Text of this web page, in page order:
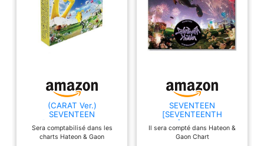
Official Permission
from BolsVos MUST
BE REPORTED to
Amazon as
100% Tracking Code
To be Provided &
Trustworthy Local
Delivery Service)
(CARAT Ver.)
SEVENTEEN
[SEVENTEENTH
HEAVEN] 11e Mini album
(version aléatoire) K-POP
Sera comptabilisé dans les
charts Hateon & Gaon
SEVENTEEN
[SEVENTEENTH
HEAVEN] 11e Mini album
(PM 10:23 Ver.) K-POP
scellé
Il sera compté dans Hateon &
Gaon Chart